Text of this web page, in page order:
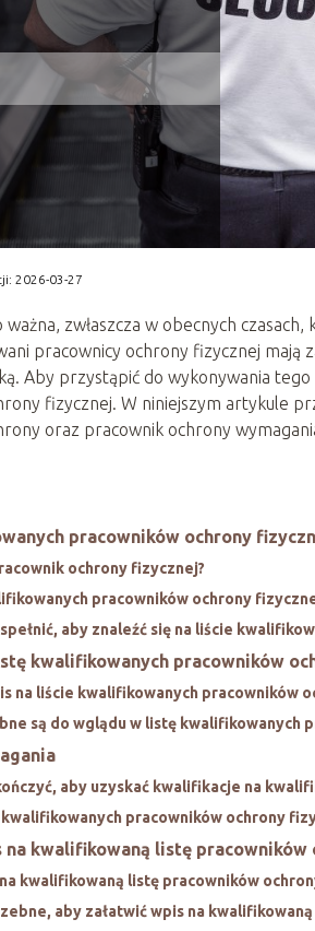
2026-03-27
zwłaszcza w obecnych
pracownicy ochrony fizycznej mają
Aby przystąpić do wykonywania tego
fizycznej. W niniejszym artykule
oraz pracownik ochrony
pracowników ochrony
ochrony fizycznej?
pracowników ochrony
aby znaleźć się na liście
kwalifikowanych pracowników
na liście kwalifikowanych pracowników
są do wglądu w listę kwalifikowanych
aby uzyskać kwalifikacje na
pracowników ochrony
na kwalifikowaną listę pracowników
kwalifikowaną listę pracowników
aby załatwić wpis na